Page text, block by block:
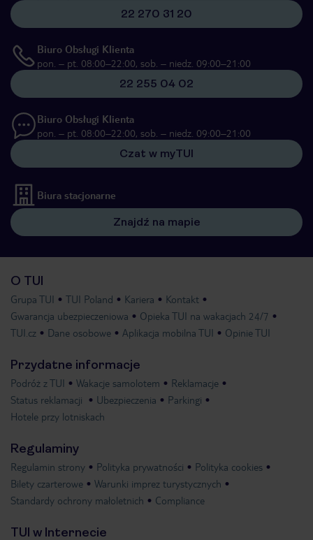
22 270 31 20
Biuro Obsługi Klienta
pon. – pt. 08:00–22:00, sob. – niedz. 09:00–21:00
22 255 04 02
Biuro Obsługi Klienta
pon. – pt. 08:00–22:00, sob. – niedz. 09:00–21:00
Czat w myTUI
Biura stacjonarne
Znajdź na mapie
O TUI
Grupa TUI TUI Poland Kariera
Kontakt
Gwarancja ubezpieczeniowa
Opieka TUI na wakacjach 24/7
TUI.cz
Dane osobowe Aplikacja mobilna TUI Opinie TUI
Przydatne informacje
Podróż z TUI Wakacje samolotem
Reklamacje
Status reklamacji
Ubezpieczenia
Parkingi
Hotele przy lotniskach
Regulaminy
Regulamin strony Polityka prywatności
Polityka cookies
Bilety czarterowe
Warunki imprez turystycznych
Standardy ochrony małoletnich
Compliance
TUI w Internecie